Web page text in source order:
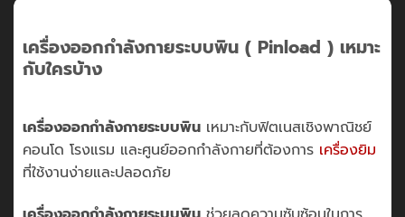
เครื่องออกกำลังกายระบบพิน ( Pinload ) เหมาะ
กับใครบ้าง
เครื่องออกกำลังกายระบบพิน เหมาะกับฟิตเนสเชิงพาณิชย์
คอนโด โรงแรม และศูนย์ออกกำลังกายที่ต้องการ เครื่องยิม
ที่ใช้งานง่ายและปลอดภัย